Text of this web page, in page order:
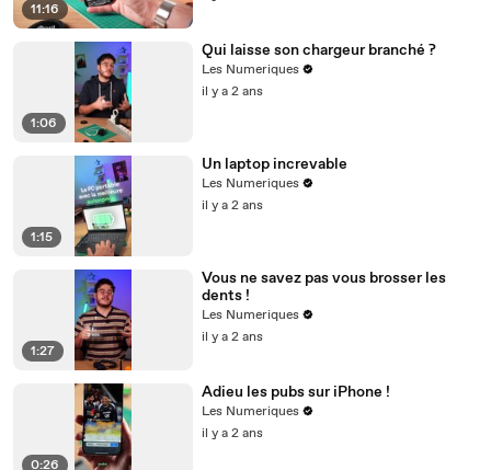
11:16
1:06
Qui laisse son chargeur branché ?
Les Numeriques
il y a 2 ans
1:15
Un laptop increvable
Les Numeriques
il y a 2 ans
1:27
Vous ne savez pas vous brosser les
dents !
Les Numeriques
il y a 2 ans
0:26
Adieu les pubs sur iPhone !
Les Numeriques
il y a 2 ans